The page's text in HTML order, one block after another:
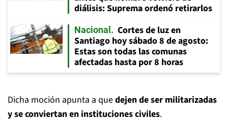
diálisis: Suprema ordenó retirarlos
Nacional
Cortes de luz en
Santiago hoy sábado 8 de agosto:
Estas son todas las comunas
afectadas hasta por 8 horas
Dicha moción apunta a quedejen de ser militarizadas
y se conviertan en instituciones civiles.